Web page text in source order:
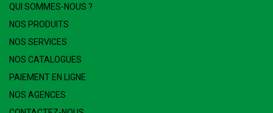
QUI SOMMES-NOUS ?
NOS PRODUITS
NOS SERVICES
NOS CATALOGUES
PAIEMENT EN LIGNE
NOS AGENCES